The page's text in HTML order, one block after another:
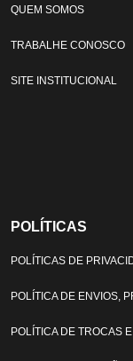
QUEM SOMOS
TRABALHE CONOSCO
SITE INSTITUCIONAL
POLÍTICAS
POLÍTICAS DE
POLÍTICA DE ENVIOS,
POLÍTICA DE TROCAS